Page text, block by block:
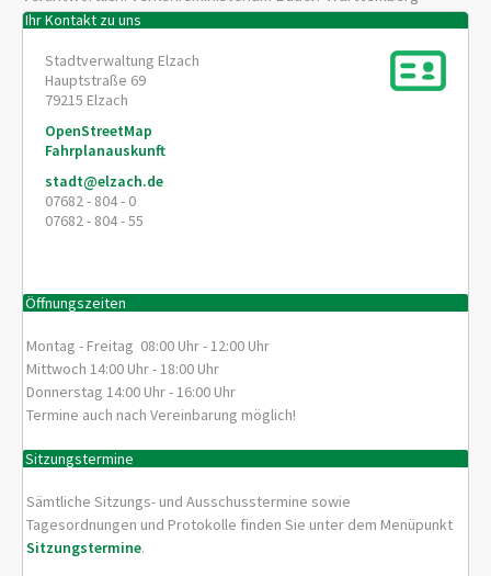
Ihr Kontakt zu uns
Stadtverwaltung Elzach
Hauptstraße 69
79215 Elzach
OpenStreetMap
Fahrplanauskunft
stadt@elzach.de
07682 - 804 - 0
07682 - 804 - 55
Öffnungszeiten
Montag - Freitag 08:00 Uhr - 12:00 Uhr
Mittwoch 14:00 Uhr - 18:00 Uhr
Donnerstag 14:00 Uhr - 16:00 Uhr
Termine auch nach Vereinbarung möglich!
Sitzungstermine
Sämtliche Sitzungs- und Ausschusstermine sowie
Tagesordnungen und Protokolle finden Sie unter dem Menüpunkt
Sitzungstermine.